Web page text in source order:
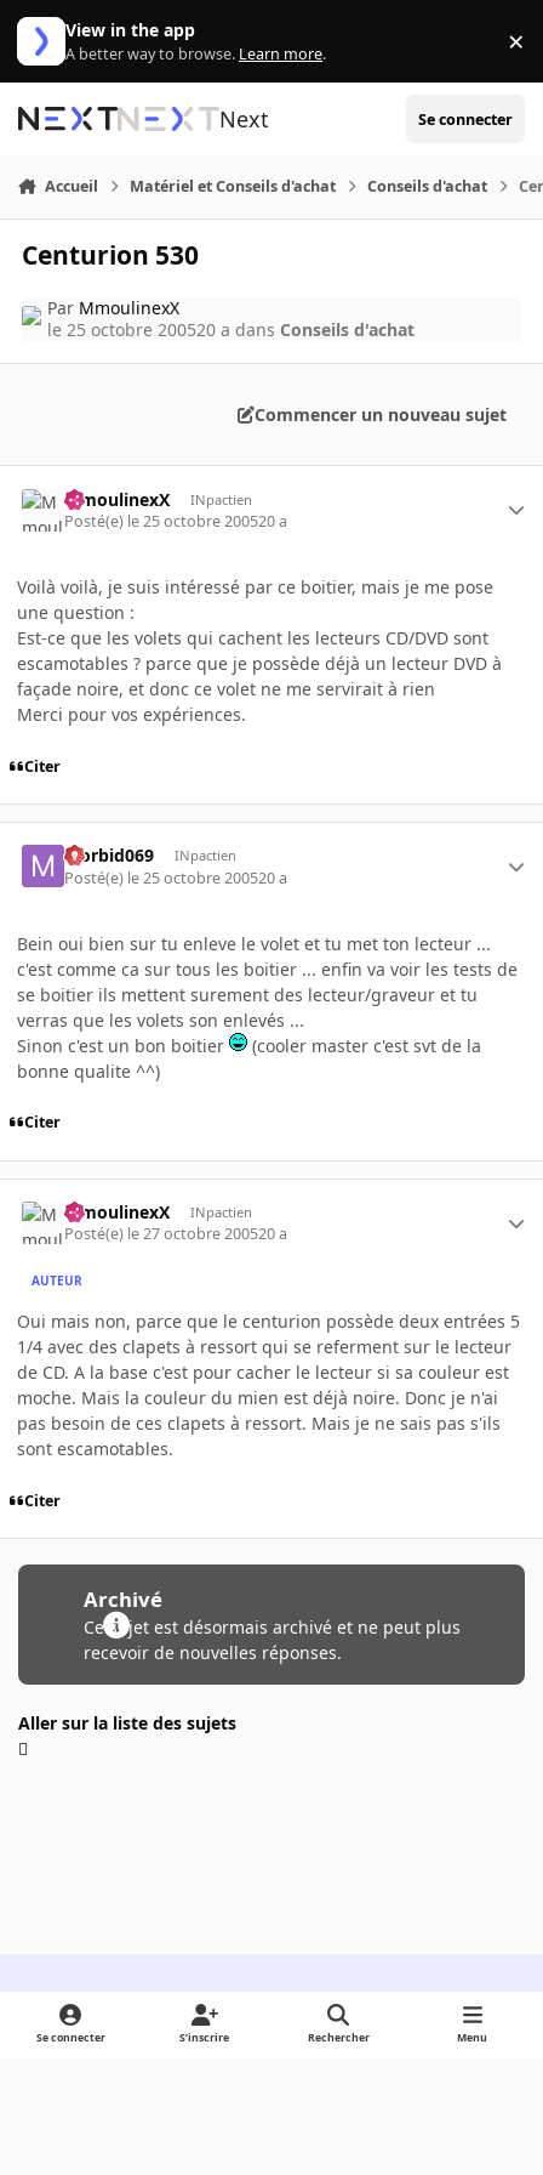
Aller au contenu
View in the app
A better way to browse. Learn more. ×
Next Se connecter
Accueil Matériel et Conseils d'achat Conseils d'achat
Centurion 530
Par MmoulinexX
le 25 octobre 200520 a dans Conseils d'achat
Commencer un nouveau sujet
MmoulinexX INpactien
Posté(e) le 25 octobre 200520 a
Voilà voilà, je suis intéressé par ce boitier, mais je me pose
une question :
Est-ce que les volets qui cachent les lecteurs CD/DVD sont
escamotables ? parce que je possède déjà un lecteur DVD à
façade noire, et donc ce volet ne me servirait à rien
Merci pour vos expériences.
Citer
Morbid069 INpactien
Posté(e) le 25 octobre 200520 a
Bein oui bien sur tu enleve le volet et tu met ton lecteur ...
c'est comme ca sur tous les boitier ... enfin va voir les tests de
se boitier ils mettent surement des lecteur/graveur et tu
verras que les volets son enlevés ...
Sinon c'est un bon boitier
(cooler master c'est svt de la
bonne qualite ^^)
Citer
MmoulinexX INpactien
Posté(e) le 27 octobre 200520 a
AUTEUR
Oui mais non, parce que le centurion possède deux entrées 5
1/4 avec des clapets à ressort qui se referment sur le lecteur
de CD. A la base c'est pour cacher le lecteur si sa couleur est
moche. Mais la couleur du mien est déjà noire. Donc je n'ai
pas besoin de ces clapets à ressort. Mais je ne sais pas s'ils
sont escamotables.
Citer
Archivé
Ce sujet est désormais archivé et ne peut plus
recevoir de nouvelles réponses.
Aller sur la liste des sujets
Light ModeDark ModeSystem Preference
Se connecter S’inscrire Rechercher Menu